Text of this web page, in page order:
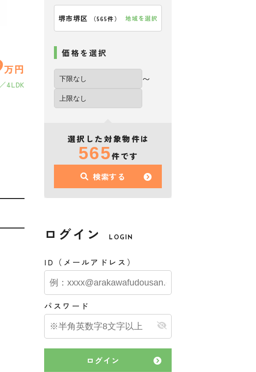
万円
4LDK
堺市堺区 （565件） 地域を選択
価格を選択
〜
選択した対象物件は
565件です
検索する
ログイン LOGIN
ID（メールアドレス）
パスワード
ログイン